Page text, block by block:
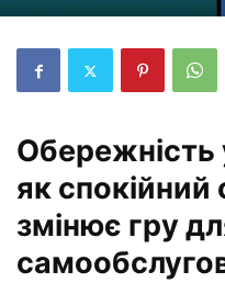
Обережність
як спокійний
змінює гру